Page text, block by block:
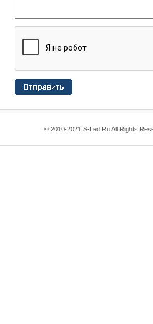
© 2010-2021 S-Led.Ru All Rights